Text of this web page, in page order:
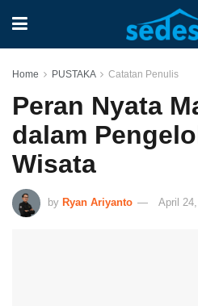
Home PUSTAKA Catatan Penulis
Peran Nyata
dalam
Wisata
by Ryan Ariyanto April